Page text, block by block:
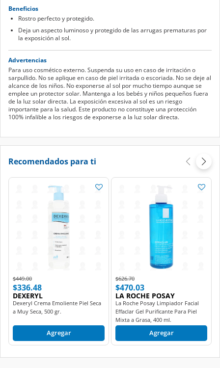
Beneficios
Rostro perfecto y protegido.
Deja un aspecto luminoso y protegido de las arrugas prematuras por
la exposición al sol.
Advertencias
Para uso cosmético externo. Suspenda su uso en caso de irritación o
sarpullido. No se aplique en caso de piel irritada o escoriada. No se deje al
alcance de los niños. No exponerse al sol por mucho tiempo aunque se
emplee un protector solar. Mantenga a los bebés y niños pequeños fuera
de la luz solar directa. La exposición excesiva al sol es un riesgo
importante para la salud. Este producto no constituye una protección
100% infalible a los riesgos de exponerse a la luz solar directa.
Recomendados para ti
Price reduced from
$449.00to
$336.48
DEXERYL
Dexeryl Crema Emoliente Piel Seca
a Muy Seca, 500 gr.
Agregar
Price reduced from
$626.70to
$470.03
LA ROCHE POSAY
La Roche Posay Limpiador Facial
Effaclar Gel Purificante Para Piel
Mixta a Grasa, 400 ml.
Agregar